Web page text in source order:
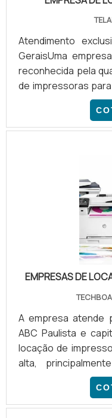
Atendimento
GeraisUma
reconhecida pela
de impressoras
comércio em geral,
modelos de
escala, bem
com
soluções
seus clientes.Pontos
EMPRESAS DE
A empresa atende
ABC Paulista e
locação de
alta,
empresas de
diferentes
de uma grande